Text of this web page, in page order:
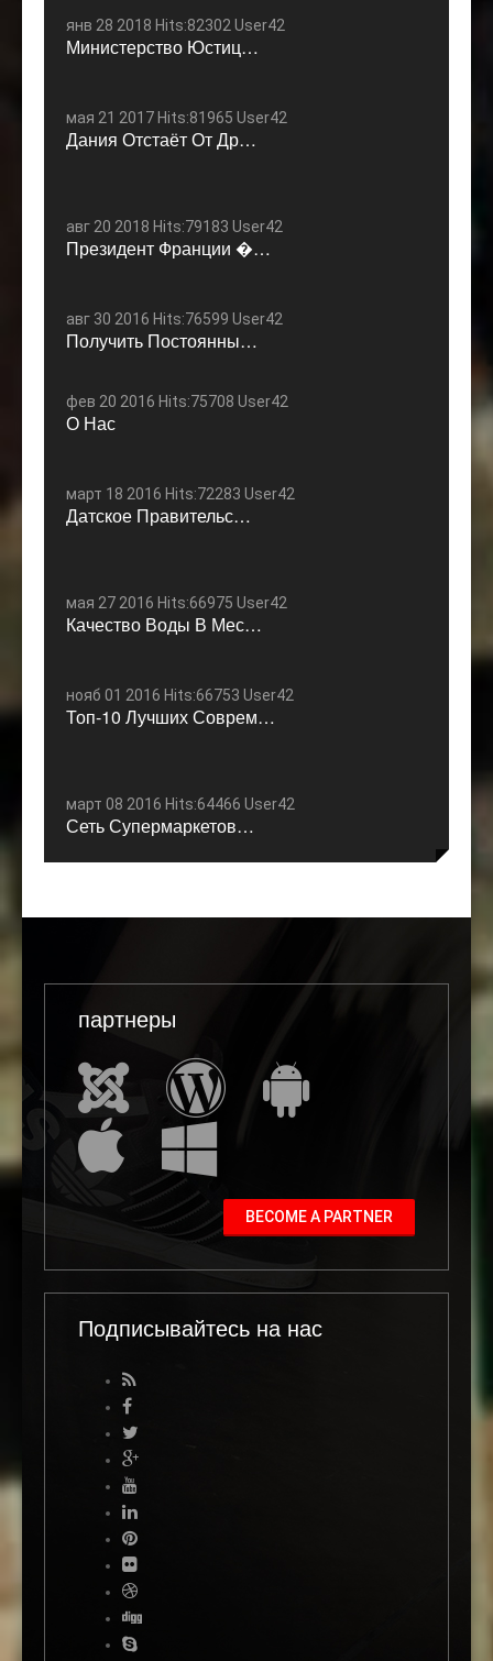
янв 28 2018 Hits:82302 User42
Министерство Юстиц…
мая 21 2017 Hits:81965 User42
Дания Отстаёт От Др…
авг 20 2018 Hits:79183 User42
Президент Франции �…
авг 30 2016 Hits:76599 User42
Получить Постоянны…
фев 20 2016 Hits:75708 User42
О Нас
март 18 2016 Hits:72283 User42
Датское Правительс…
мая 27 2016 Hits:66975 User42
Качество Воды В Мес…
нояб 01 2016 Hits:66753 User42
Топ-10 Лучших Соврем…
март 08 2016 Hits:64466 User42
Сеть Супермаркетов…
партнеры
BECOME A PARTNER
Подписывайтесь на нас